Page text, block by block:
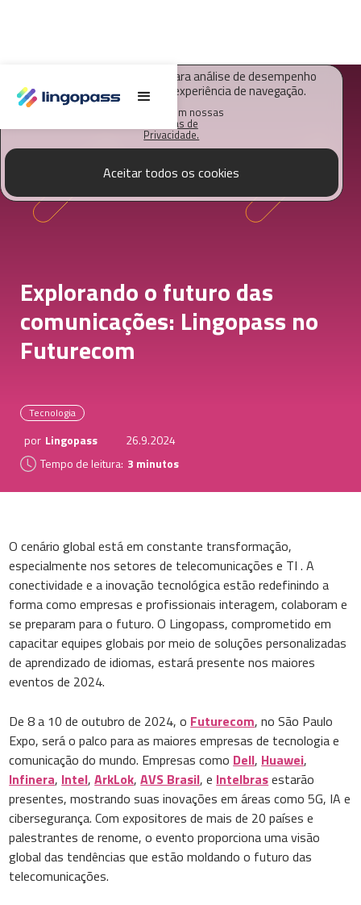
O Lingopass utiliza cookies para análise de desempenho
deste site e melhorar sua experiência de navegação.
Saiba mais em nossas
Políticas de
Privacidade.
Aceitar todos os cookies
Explorando o futuro das
comunicações: Lingopass no
Futurecom
Tecnologia
por Lingopass
26.9.2024
Tempo de leitura: 3 minutos
O cenário global está em constante transformação,
especialmente nos setores de telecomunicações e TI . A
conectividade e a inovação tecnológica estão redefinindo a
forma como empresas e profissionais interagem, colaboram e
se preparam para o futuro. O Lingopass, comprometido em
capacitar equipes globais por meio de soluções personalizadas
de aprendizado de idiomas, estará presente nos maiores
eventos de 2024.
De 8 a 10 de outubro de 2024, o Futurecom, no São Paulo
Expo, será o palco para as maiores empresas de tecnologia e
comunicação do mundo. Empresas como Dell, Huawei,
Infinera, Intel,ArkLok,AVS Brasil, e Intelbrasestarão
presentes, mostrando suas inovações em áreas como 5G, IA e
cibersegurança. Com expositores de mais de 20 países e
palestrantes de renome, o evento proporciona uma visão
global das tendências que estão moldando o futuro das
telecomunicações.